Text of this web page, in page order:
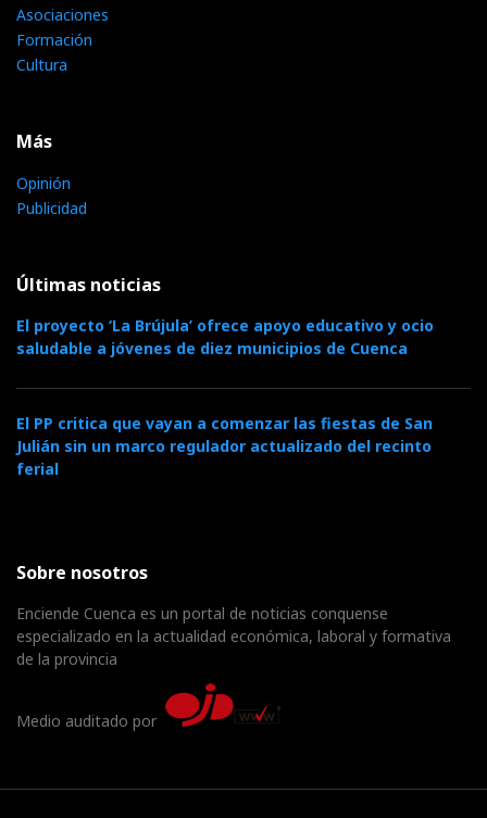
Asociaciones
Formación
Cultura
Más
Opinión
Publicidad
Últimas noticias
El proyecto ‘La Brújula’ ofrece apoyo educativo y ocio
saludable a jóvenes de diez municipios de Cuenca
El PP critica que vayan a comenzar las fiestas de San
Julián sin un marco regulador actualizado del recinto
ferial
Sobre nosotros
Enciende Cuenca es un portal de noticias conquense
especializado en la actualidad económica, laboral y formativa
de la provincia
Medio auditado por